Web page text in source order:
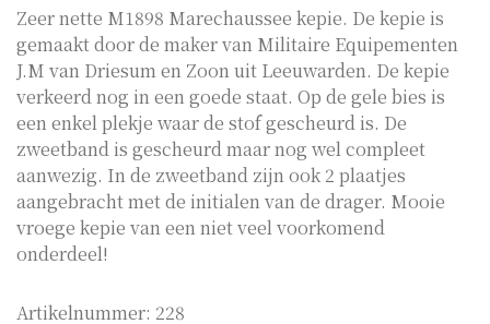
Zeer nette M1898 Marechaussee kepie. De kepie is
gemaakt door de maker van Militaire Equipementen
J.M van Driesum en Zoon uit Leeuwarden. De kepie
verkeerd nog in een goede staat. Op de gele bies is
een enkel plekje waar de stof gescheurd is. De
zweetband is gescheurd maar nog wel compleet
aanwezig. In de zweetband zijn ook 2 plaatjes
aangebracht met de initialen van de drager. Mooie
vroege kepie van een niet veel voorkomend
onderdeel!
Artikelnummer: 228